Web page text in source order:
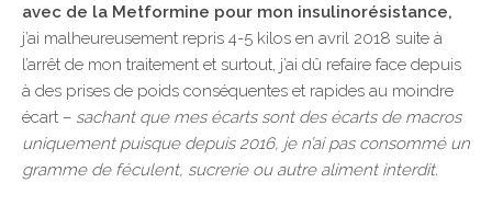
avec de la Metformine pour mon insulinorésistance,
j’ai malheureusement repris 4-5 kilos en avril 2018 suite à
l’arrêt de mon traitement et surtout, j’ai dû refaire face depuis
à des prises de poids conséquentes et rapides au moindre
écart – sachant que mes écarts sont des écarts de macros
uniquement puisque depuis 2016, je n’ai pas consommé un
gramme de féculent, sucrerie ou autre aliment interdit.